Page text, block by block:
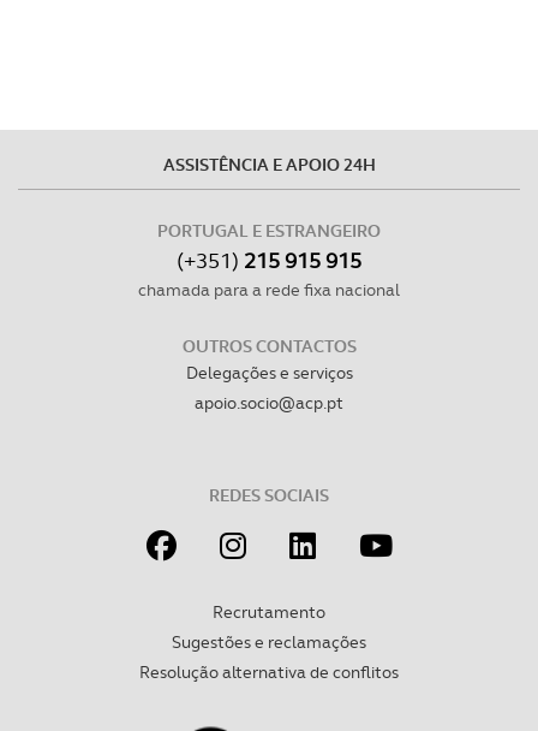
ASSISTÊNCIA E APOIO 24H
PORTUGAL E ESTRANGEIRO
(+351) 215 915 915
chamada para a rede fixa nacional
OUTROS CONTACTOS
Delegações e serviços
apoio.socio@acp.pt
REDES SOCIAIS
Recrutamento
Sugestões e reclamações
Resolução alternativa de conflitos